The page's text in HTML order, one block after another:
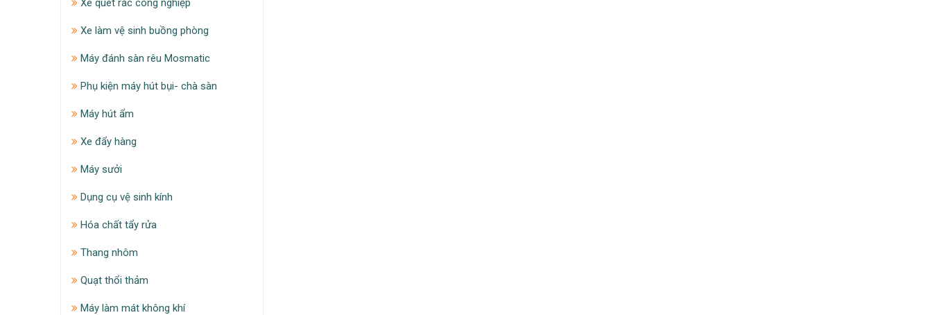
Xe quét rác công nghiệp
Xe làm vệ sinh buồng phòng
Máy đánh sàn rêu Mosmatic
Phụ kiện máy hút bụi- chà sàn
Máy hút ẩm
Xe đẩy hàng
Máy sưởi
Dụng cụ vệ sinh kính
Hóa chất tẩy rửa
Thang nhôm
Quạt thổi thảm
Máy làm mát không khí